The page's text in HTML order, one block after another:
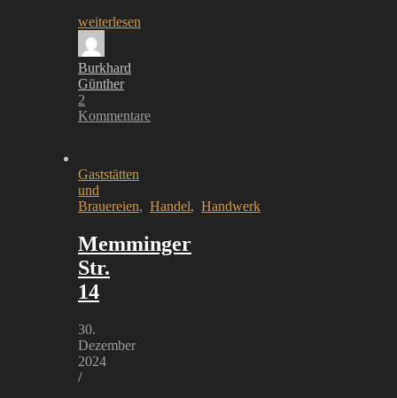
weiterlesen
Burkhard
Günther
2
Kommentare
Gaststätten
und
Brauereien, Handel, Handwerk
Memminger
Str.
14
30.
Dezember
2024
/